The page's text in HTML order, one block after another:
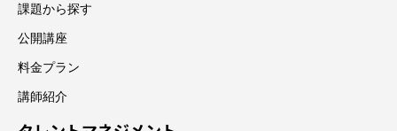
課題から探す
公開講座
料金プラン
講師紹介